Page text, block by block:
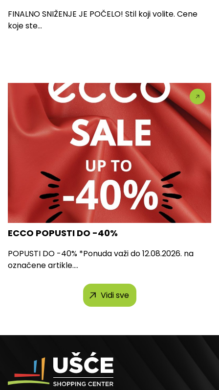
FINALNO SNIŽENJE JE POČELO! Stil koji volite. Cene
koje ste...
ECCO POPUSTI DO -40%
POPUSTI DO -40% *Ponuda važi do 12.08.2026. na
označene artikle....
Vidi sve